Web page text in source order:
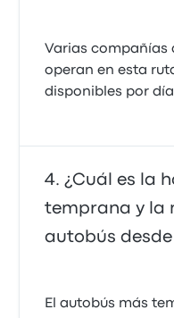
Varias compañías
operan en esta
disponibles por
¿Cuál es la
temprana y la
autobús
El autobús más